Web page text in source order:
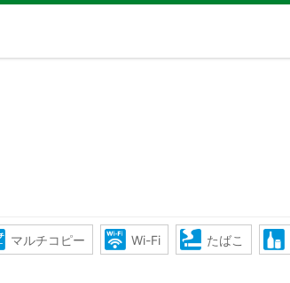
マルチコピー Wi-Fi たばこ